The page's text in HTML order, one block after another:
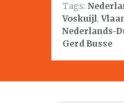
Tags:
Voskuijl,
Nederlands-
Gerd Busse